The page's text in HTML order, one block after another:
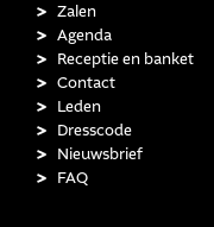
Zalen
Agenda
Receptie en banket
Contact
Leden
Dresscode
Nieuwsbrief
FAQ